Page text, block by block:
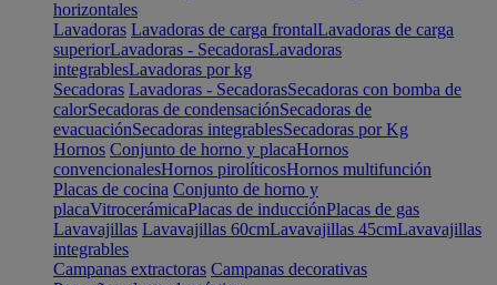
horizontales
Lavadoras Lavadoras de carga frontalLavadoras de carga
superiorLavadoras - SecadorasLavadoras
integrablesLavadoras por kg
Secadoras Lavadoras - SecadorasSecadoras con bomba de
calorSecadoras de condensaciónSecadoras de
evacuaciónSecadoras integrablesSecadoras por Kg
Hornos Conjunto de horno y placaHornos
convencionalesHornos pirolíticosHornos multifunción
Placas de cocina Conjunto de horno y
placaVitrocerámicaPlacas de inducciónPlacas de gas
Lavavajillas Lavavajillas 60cmLavavajillas 45cmLavavajillas
integrables
Campanas extractoras Campanas decorativas